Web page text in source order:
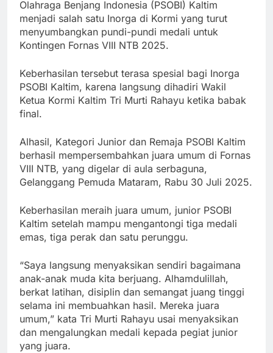
Olahraga Benjang Indonesia (PSOBI) Kaltim
menjadi salah satu Inorga di Kormi yang turut
menyumbangkan pundi-pundi medali untuk
Kontingen Fornas VIII NTB 2025.
Keberhasilan tersebut terasa spesial bagi Inorga
PSOBI Kaltim, karena langsung dihadiri Wakil
Ketua Kormi Kaltim Tri Murti Rahayu ketika babak
final.
Alhasil, Kategori Junior dan Remaja PSOBI Kaltim
berhasil mempersembahkan juara umum di Fornas
VIII NTB, yang digelar di aula serbaguna,
Gelanggang Pemuda Mataram, Rabu 30 Juli 2025.
Keberhasilan meraih juara umum, junior PSOBI
Kaltim setelah mampu mengantongi tiga medali
emas, tiga perak dan satu perunggu.
“Saya langsung menyaksikan sendiri bagaimana
anak-anak muda kita berjuang. Alhamdulillah,
berkat latihan, disiplin dan semangat juang tinggi
selama ini membuahkan hasil. Mereka juara
umum,” kata Tri Murti Rahayu usai menyaksikan
dan mengalungkan medali kepada pegiat junior
yang juara.